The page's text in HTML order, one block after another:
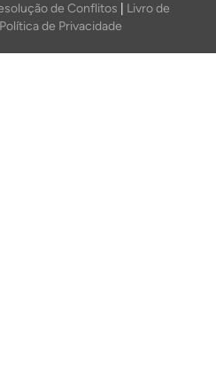
de Conflitos
Livro de
Política de Privacidade